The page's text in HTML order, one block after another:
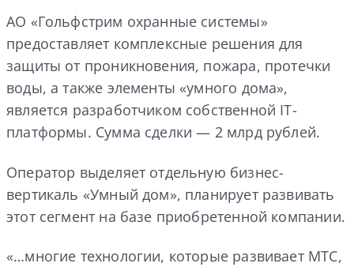
АО «Гольфстрим охранные системы»
предоставляет комплексные решения для
защиты от проникновения, пожара, протечки
воды, а также элементы «умного дома»,
является разработчиком собственной IT-
платформы. Сумма сделки — 2 млрд рублей.
Оператор выделяет отдельную бизнес-
вертикаль «Умный дом», планирует развивать
этот сегмент на базе приобретенной компании.
«…многие технологии, которые развивает МТС,